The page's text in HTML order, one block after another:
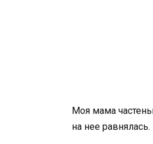
Моя мама
на нее равнялась.